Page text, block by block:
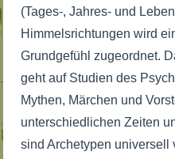
(Tages-, Jahres- und
Himmelsrichtungen wird
Grundgefühl zugeordnet.
geht auf Studien des
Mythen, Märchen und
unterschiedlichen Zeiten
sind Archetypen universell